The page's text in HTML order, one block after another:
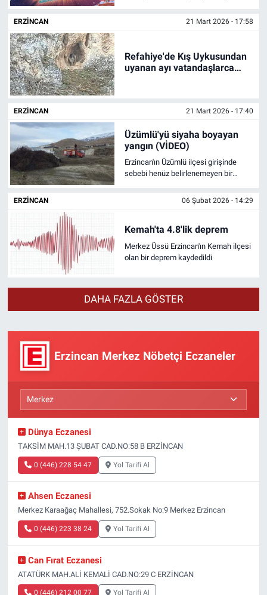
yeleklerden yangına duyarlı
Tebrikler Mesut ÖZKARTAL'a
ERZINCAN 21 Mart 2026 - 17:58
Refahiye'de Kış Uykusundan
uyanan ayı vatandaşlarca
ERZINCAN 21 Mart 2026 - 17:40
Üzümlü'yü siyaha boyayan
yangın (VİDEO)
Erzincan'ın Üzümlü ilçesi girişinde
sebebi henüz belirlenemeyen bir
yangında büyük bir maddi kayıp
ERZINCAN 06 Şubat 2026 - 14:29
Kemah'ta 4.8'lik deprem
Merkez Üssü Erzincan'ın Kemah ilçesi
olan bir deprem kaydedildi
DAHA FAZLA GÖSTER
Erzincan Merkez Nöbetçi Eczaneler
Dünya Eczanesi
TAKSİM MAH.13 ŞUBAT CAD.NO:58 B ERZİNCAN
0 (446) 228 54 47 Yol Tarifi Al
Ahsen Eczanesi
Merkez Karaağaç Mahallesi, 752.Sokak No:9 Merkez Erzincan
0 (446) 223 38 24 Yol Tarifi Al
Can Fırat Eczanesi
ATATÜRK MAH.ALİ KEMALİ CAD.NO:29 C ERZİNCAN
0 (446) 212 00 77 Yol Tarifi Al